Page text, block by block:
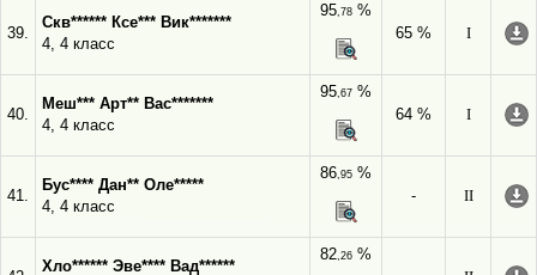
39.
Скв****** Ксе*** Вик*******
4, 4 класс
95,78 %
65 %
I
40.
Меш*** Арт** Вас*******
4, 4 класс
95,67 %
64 %
I
41.
Бус**** Дан** Оле*****
4, 4 класс
86,95 %
-
II
Хло****** Эве**** Вад******
82,26 %